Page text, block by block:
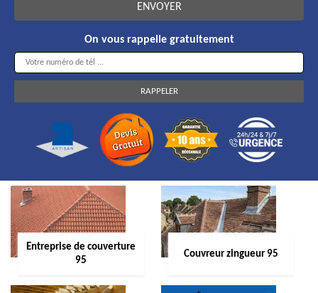
On vous rappelle gratuitement
Entreprise de couverture
95
Couvreur zingueur 95